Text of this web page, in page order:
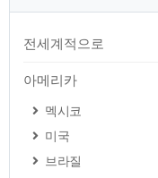
전세계적으로
아메리카
멕시코
미국
브라질